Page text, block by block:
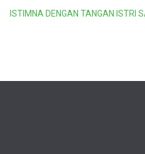
ISTIMNA DENGAN TANGAN ISTRI